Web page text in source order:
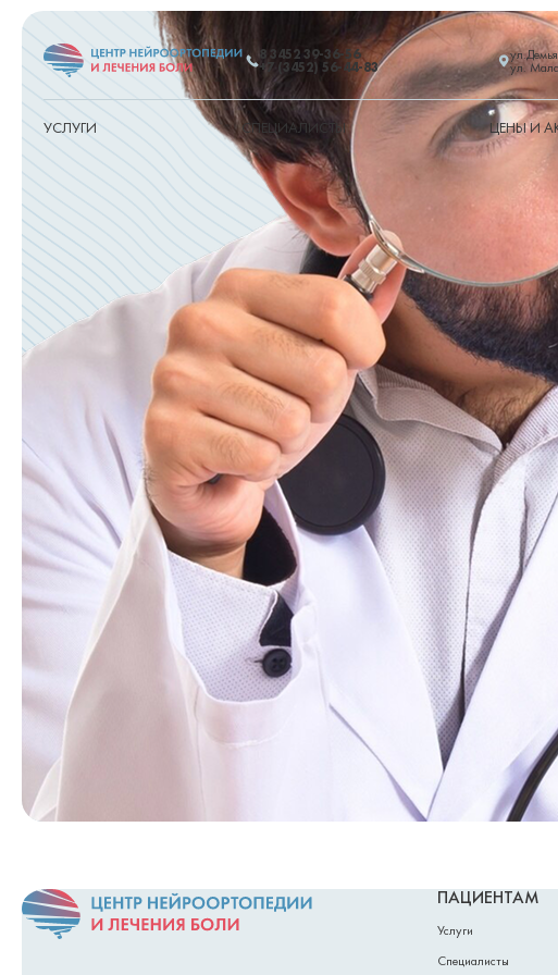
8 3452 39-36-56
+7 (3452) 56-44-83 ул.
УСЛУГИ СПЕЦИАЛИСТЫ ЦЕНЫ И
Страница не
ПАЦИЕНТАМ
Услуги
Специалисты